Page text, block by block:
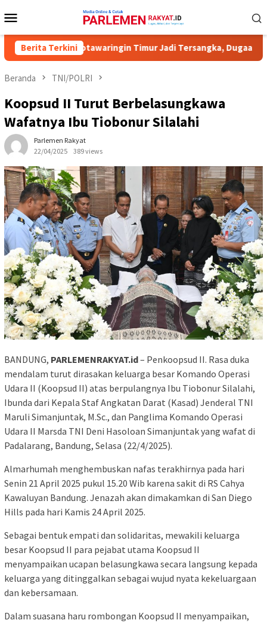
ke
Mobile
Berita Terkini
KPU Kotawaringin Timur Jadi Tersangka, Dugaan Korupsi
Beranda TNI/POLRI
Koopsud II Turut Berbelasungkawa
Wafatnya Ibu Tiobonur Silalahi
Parlemen Rakyat
22/04/2025
389 views
BANDUNG, PARLEMENRAKYAT.id– Penkoopsud II. Rasa duka
mendalam turut dirasakan keluarga besar Komando Operasi
Udara II (Koopsud II) atas berpulangnya Ibu Tiobonur Silalahi,
Ibunda dari Kepala Staf Angkatan Darat (Kasad) Jenderal TNI
Maruli Simanjuntak, M.Sc., dan Panglima Komando Operasi
Udara II Marsda TNI Deni Hasoloan Simanjuntak yang wafat di
Padalarang, Bandung, Selasa (22/4/2025).
Almarhumah menghembuskan nafas terakhirnya pada hari
Senin 21 April 2025 pukul 15.20 Wib karena sakit di RS Cahya
Kawaluyan Bandung. Jenazah akan dimakamkan di San Diego
Hills pada hari Kamis 24 April 2025.
Sebagai bentuk empati dan solidaritas, mewakili keluarga
besar Koopsud II para pejabat utama Koopsud II
menyampaikan ucapan belasungkawa secara langsung kepada
keluarga yang ditinggalkan sebagai wujud nyata kekeluargaan
dan kebersamaan.
Dalam suasana haru rombongan Koopsud II menyampaikan,